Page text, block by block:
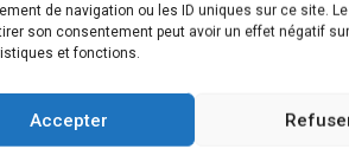
de navigation ou les ID uniques sur ce site.
son consentement peut avoir un effet négatif
et fonctions.
Accepter
nous sommes en mesure de
de panneaux solaire sur
disposons de plusieurs
un branchement
de batteries solaires,